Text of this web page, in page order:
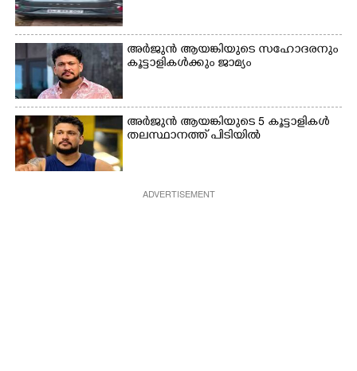
അർജുൻ ആയങ്കിയുടെ സഹോദരനും
കൂട്ടാളികൾക്കും ജാമ്യം
അർജുൻ ആയങ്കിയുടെ 5 കൂട്ടാളികൾ
തലസ്ഥാനത്ത് പിടിയിൽ
ADVERTISEMENT